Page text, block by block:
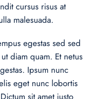
cursus risus at
malesuada.
egestas sed sed
diam quam. Et netus
Ipsum nunc
eget nunc lobortis
sit amet justo